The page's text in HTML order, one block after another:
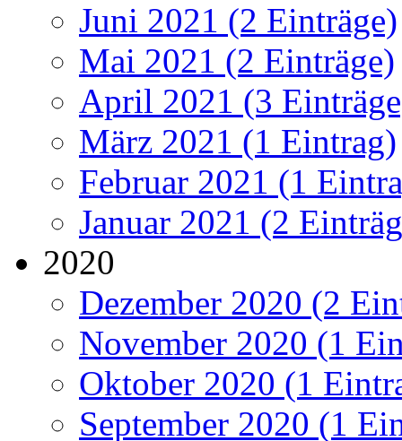
Juni 2021 (2 Einträge)
Mai 2021 (2 Einträge)
April 2021 (3
März 2021 (1 Eintrag)
Februar 2021 (1
Januar 2021 (2
2020
Dezember 2020 (2
November 2020 (1
Oktober 2020 (1
September 2020 (1